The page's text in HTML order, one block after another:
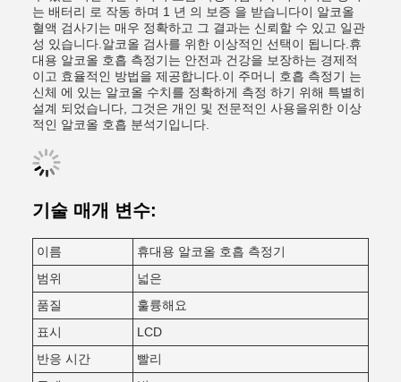
는 배터리 로 작동 하며 1 년 의 보증 을 받습니다이 알코올
혈액 검사기는 매우 정확하고 그 결과는 신뢰할 수 있고 일관
성 있습니다.알코올 검사를 위한 이상적인 선택이 됩니다.휴
대용 알코올 호흡 측정기는 안전과 건강을 보장하는 경제적
이고 효율적인 방법을 제공합니다.이 주머니 호흡 측정기 는
신체 에 있는 알코올 수치를 정확하게 측정 하기 위해 특별히
설계 되었습니다, 그것은 개인 및 전문적인 사용을위한 이상
적인 알코올 호흡 분석기입니다.
기술 매개 변수:
이름
휴대용 알코올 호흡 측정기
범위
넓은
품질
훌륭해요
표시
LCD
반응 시간
빨리